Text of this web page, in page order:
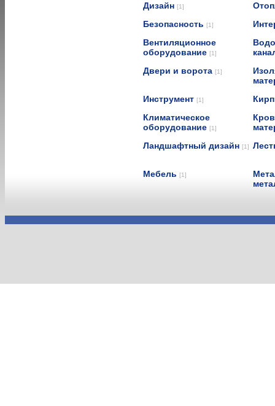
Дизайн [1]
Безопасность [1]
Вентиляционное
оборудование [1]
Двери и ворота [1]
Инструмент [1]
Климатическое
оборудование [1]
Ландшафтный дизайн [1]
Мебель [1]